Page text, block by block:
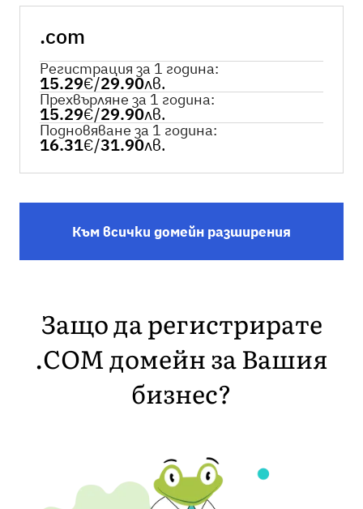
.com
Регистрация за 1 година:
15.29€/29.90лв.
Прехвърляне за 1 година:
15.29€/29.90лв.
Подновяване за 1 година:
16.31€/31.90лв.
Към всички домейн разширения
Защо да регистрирате
.COM домейн за Вашия
бизнес?